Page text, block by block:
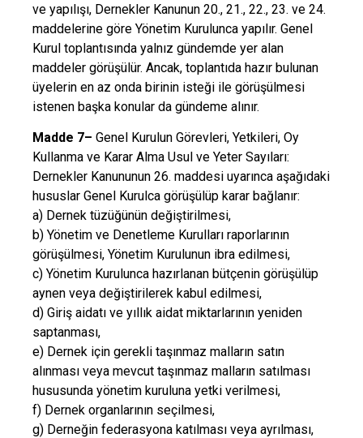
ve yapılışı, Dernekler Kanunun 20., 21., 22., 23. ve 24.
maddelerine göre Yönetim Kurulunca yapılır. Genel
Kurul toplantısında yalnız gündemde yer alan
maddeler görüşülür. Ancak, toplantıda hazır bulunan
üyelerin en az onda birinin isteği ile görüşülmesi
istenen başka konular da gündeme alınır.
Madde 7– Genel Kurulun Görevleri, Yetkileri, Oy
Kullanma ve Karar Alma Usul ve Yeter Sayıları:
Dernekler Kanununun 26. maddesi uyarınca aşağıdaki
hususlar Genel Kurulca görüşülüp karar bağlanır:
a) Dernek tüzüğünün değiştirilmesi,
b) Yönetim ve Denetleme Kurulları raporlarının
görüşülmesi, Yönetim Kurulunun ibra edilmesi,
c) Yönetim Kurulunca hazırlanan bütçenin görüşülüp
aynen veya değiştirilerek kabul edilmesi,
d) Giriş aidatı ve yıllık aidat miktarlarının yeniden
saptanması,
e) Dernek için gerekli taşınmaz malların satın
alınması veya mevcut taşınmaz malların satılması
hususunda yönetim kuruluna yetki verilmesi,
f) Dernek organlarının seçilmesi,
g) Derneğin federasyona katılması veya ayrılması,